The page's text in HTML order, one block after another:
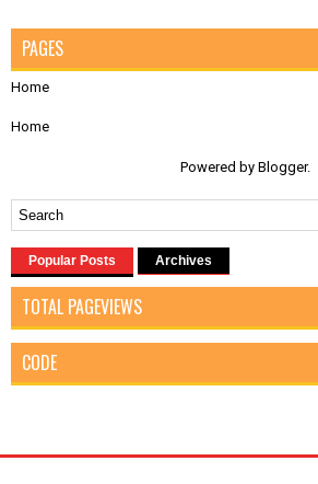
PAGES
Home
Home
Powered by Blogger.
Popular Posts Archives
TOTAL PAGEVIEWS
CODE